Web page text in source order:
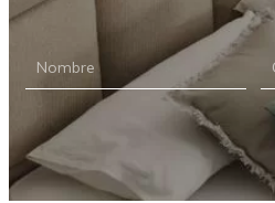
NEWSLETTER
CARRIÓN